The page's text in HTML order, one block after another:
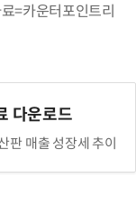
=카운터포인트리
다운로드
판 매출 성장세 추이